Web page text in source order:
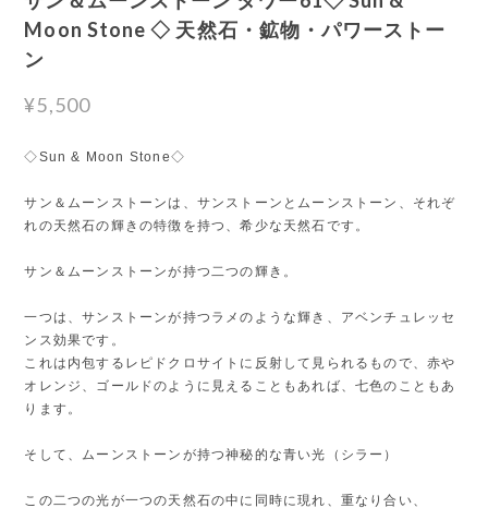
Moon Stone ◇ 天然石・鉱物・パワーストー
ン
¥5,500
◇Sun & Moon Stone◇
サン＆ムーンストーンは、サンストーンとムーンストーン、それぞ
れの天然石の輝きの特徴を持つ、希少な天然石です。
サン＆ムーンストーンが持つ二つの輝き。
一つは、サンストーンが持つラメのような輝き、アベンチュレッセ
ンス効果です。
これは内包するレピドクロサイトに反射して見られるもので、赤や
オレンジ、ゴールドのように見えることもあれば、七色のこともあ
ります。
そして、ムーンストーンが持つ神秘的な青い光（シラー）
この二つの光が一つの天然石の中に同時に現れ、重なり合い、